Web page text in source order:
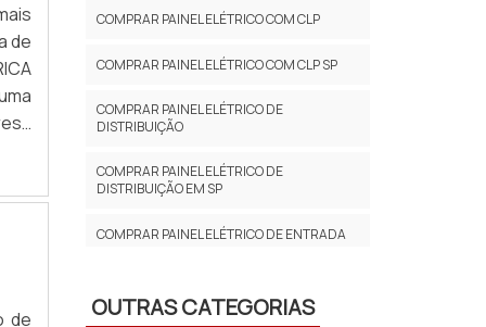
de
de
COMPRAR PAINEL ELÉTRICO COM CLP
COMPRAR PAINEL ELÉTRICO COM CLP SP
COMPRAR PAINEL ELÉTRICO DE
DISTRIBUIÇÃO
COMPRAR PAINEL ELÉTRICO DE
DISTRIBUIÇÃO EM SP
COMPRAR PAINEL ELÉTRICO DE ENTRADA
SP
OUTRAS CATEGORIAS